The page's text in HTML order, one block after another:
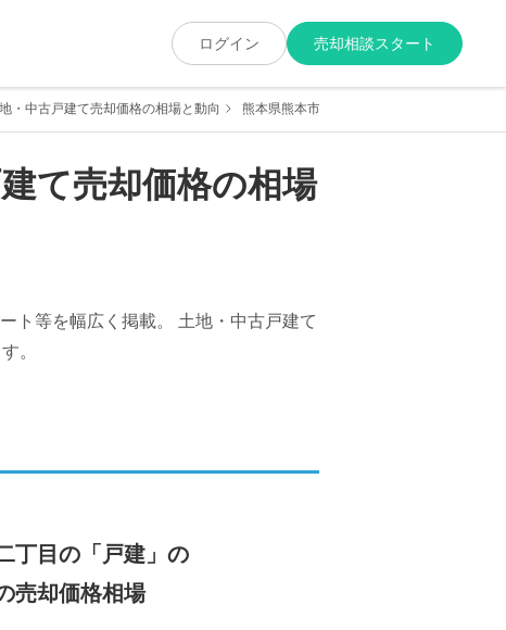
ログイン 売却相談スタート
・中古戸建て売却価格の相場と動向 熊本県熊本市北区の土地・中古戸建て売却
て売却価格の相場
ト等を幅広く掲載。 土地・中古戸建て
。
丁目 の「戸建」の
売却価格相場